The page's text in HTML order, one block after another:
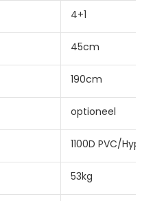
4+1
45cm
190cm
optioneel
1100D PVC/
53kg